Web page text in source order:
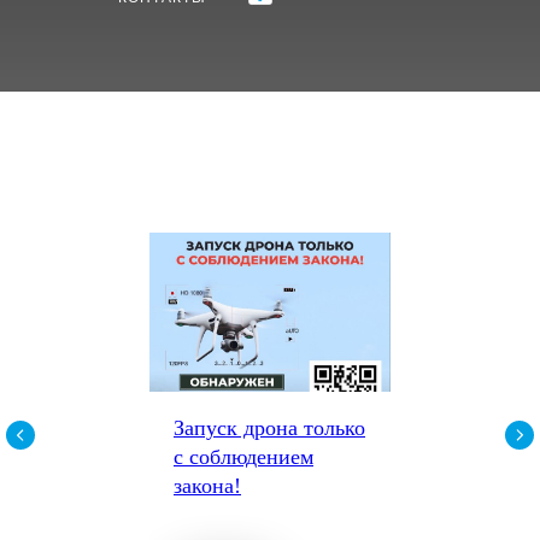
Запуск дрона только
с соблюдением
закона!